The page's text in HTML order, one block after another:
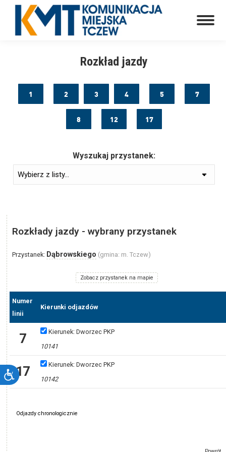
Rozkład jazdy
1 2 3 4 5 7
8 12 17
Wyszukaj przystanek:
Rozkłady jazdy - wybrany przystanek
Przystanek: Dąbrowskiego (gmina: m. Tczew)
Zobacz przystanek na mapie
Numer
linii
Kierunki odjazdów
7
Kierunek: Dworzec PKP
10141
17
Kierunek: Dworzec PKP
10142